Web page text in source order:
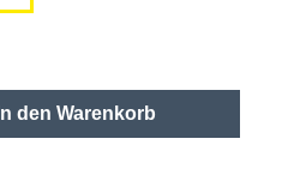
In den Warenkorb